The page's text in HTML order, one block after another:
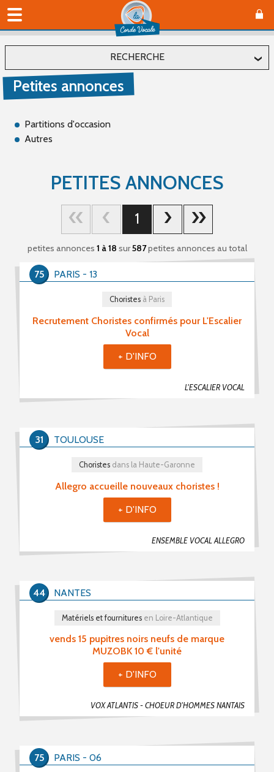
RECHERCHE
Localiser
Affiner
Offre (66)
Catégorie(s)
Choristes (418)
Chefs De Chœur (71)
Musiciens (35)
Recherche De Partitions (8)
Echanges / Rencontres Entre Groupes Vocaux (19)
Divers (29)
Mot(s) clé(s)
Plusieurs mots clé possibles
Petites annonces
Partitions d'occasion
Autres
PETITES ANNONCES
1
petites annonces 1 à 18 sur587petites annonces au total
Recrutement Choristes confirmés pour L'Escalier
Vocal
L'ESCALIER VOCAL
Choristes à Paris
PARIS - 13
75
+ D'INFO
Allegro accueille nouveaux choristes !
ENSEMBLE VOCAL ALLEGRO
Choristes dans la Haute-Garonne
TOULOUSE
31
+ D'INFO
vends 15 pupitres noirs neufs de marque
MUZOBK 10 € l'unité
VOX ATLANTIS - CHOEUR D'HOMMES NANTAIS
Matériels et fournituresen Loire-Atlantique
NANTES
44
+ D'INFO
PARIS - 06
75